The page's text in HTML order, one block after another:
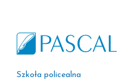
Szkoła policealna